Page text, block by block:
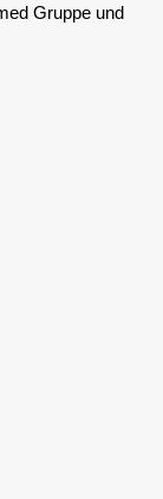
Grup­pe und